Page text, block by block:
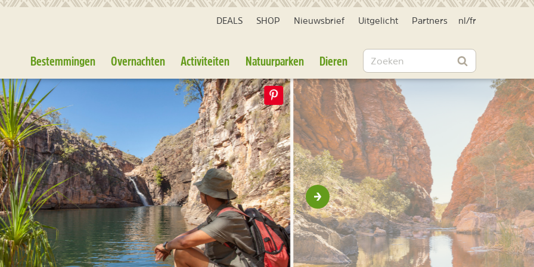
DEALS SHOP Nieuwsbrief Uitgelicht Partners nl /fr
Bestemmingen Overnachten Activiteiten Natuurparken Dieren Zoeken
Zoeken
Volgende